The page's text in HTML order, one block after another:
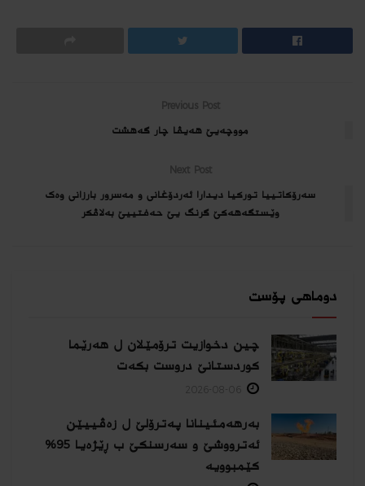
Previous Post
مووچه‌یێ هه‌یڤا چار گه‌هشت
Next Post
سەرۆکاتییا تورکیا دیدارا ئەردۆغانی و مەسرور بارزانی وەک
وێستگەهەكێ گرنگ یێ حەفتییێ بەلاڤکر
دوماهی پۆست
چین دخوازیت ترۆمێلان ل هەرێما
كوردستانێ دروست بكەت
بەرهەمئینانا په‌ترۆلێ ل زه‌ڤییێن
ئەترووشێ و سەرسنكێ ب ڕێژەیا 95%
كێمبوویە